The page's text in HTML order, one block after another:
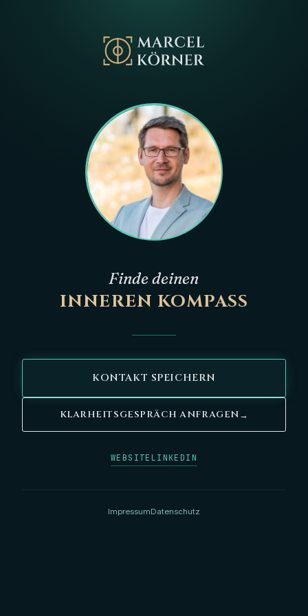
Finde deinen
INNEREN KOMPASS
KONTAKT SPEICHERN
KLARHEITSGESPRÄCH ANFRAGEN→
WEBSITE LINKEDIN
ImpressumDatenschutz